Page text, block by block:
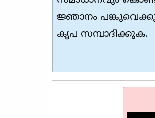
ജ്ഞാനം
കൃപ സമ്പാദിക്കുക.